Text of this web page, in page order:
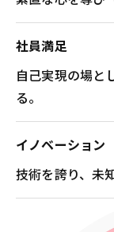
社員満足
自己実現の場と
る。
イノベーション
技術を誇り、未